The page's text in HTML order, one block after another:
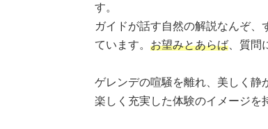
す。
ガイドが話す自然の解説なんぞ
ています。 お望みとあらば 、質
ゲレンデの喧騒を離れ、美しく
楽しく充実した体験のイメージを